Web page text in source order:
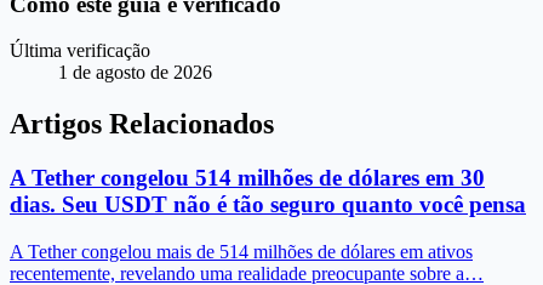
Última verificação
1 de agosto de 2026
Artigos Relacionados
A Tether congelou 514 milhões de dólares em 30
dias. Seu USDT não é tão seguro quanto você pensa
A Tether congelou mais de 514 milhões de dólares em ativos
recentemente, revelando uma realidade preocupante sobre a…